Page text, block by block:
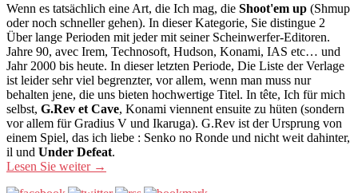
Wenn es tatsächlich eine Art, die Ich mag, die Shoot'em up (Shmup
oder noch schneller gehen). In dieser Kategorie, Sie distingue 2
Über lange Perioden mit jeder mit seiner Scheinwerfer-Editoren.
Jahre 90, avec Irem, Technosoft, Hudson, Konami, IAS etc… und
Jahr 2000 bis heute. In dieser letzten Periode, Die Liste der Verlage
ist leider sehr viel begrenzter, vor allem, wenn man muss nur
behalten jene, die uns bieten hochwertige Titel. In tête, Ich für mich
selbst, G.Rev et Cave, Konami viennent ensuite zu hüten (sondern
vor allem für Gradius V und Ikaruga). G.Rev ist der Ursprung von
einem Spiel, das ich liebe : Senko no Ronde und nicht weit dahinter,
il und Under Defeat.
Lesen Sie weiter →